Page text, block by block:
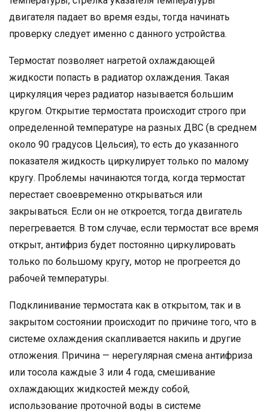
двигателя падает во время езды, тогда начинать
проверку следует именно с данного устройства.
Термостат позволяет нагретой охлаждающей
жидкости попасть в радиатор охлаждения. Такая
циркуляция через радиатор называется большим
кругом. Открытие термостата происходит строго при
определенной температуре на разных ДВС (в среднем
около 90 градусов Цельсия), то есть до указанного
показателя жидкость циркулирует только по малому
кругу. Проблемы начинаются тогда, когда термостат
перестает своевременно открываться или
закрываться. Если он не откроется, тогда двигатель
перегревается. В том случае, если термостат все время
открыт, антифриз будет постоянно циркулировать
только по большому кругу, мотор не прогреется до
рабочей температуры.
Подклинивание термостата как в открытом, так и в
закрытом состоянии происходит по причине того, что в
системе охлаждения скапливается накипь и другие
отложения. Причина — нерегулярная смена антифриза
или тосола каждые 3 или 4 года, смешивание
охлаждающих жидкостей между собой,
использование проточной воды в системе